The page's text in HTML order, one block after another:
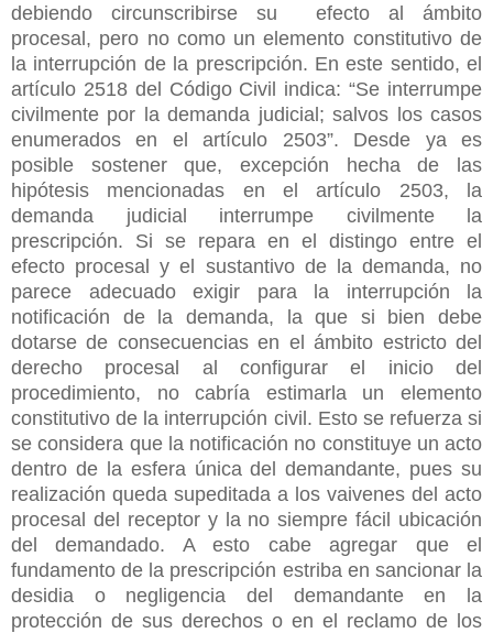
debiendo circunscribirse su efecto al ámbito
procesal, pero no como un elemento constitutivo de
la interrupción de la prescripción. En este sentido, el
artículo 2518 del Código Civil indica: “Se interrumpe
civilmente por la demanda judicial; salvos los casos
enumerados en el artículo 2503”. Desde ya es
posible sostener que, excepción hecha de las
hipótesis mencionadas en el artículo 2503, la
demanda judicial interrumpe civilmente la
prescripción. Si se repara en el distingo entre el
efecto procesal y el sustantivo de la demanda, no
parece adecuado exigir para la interrupción la
notificación de la demanda, la que si bien debe
dotarse de consecuencias en el ámbito estricto del
derecho procesal al configurar el inicio del
procedimiento, no cabría estimarla un elemento
constitutivo de la interrupción civil. Esto se refuerza si
se considera que la notificación no constituye un acto
dentro de la esfera única del demandante, pues su
realización queda supeditada a los vaivenes del acto
procesal del receptor y la no siempre fácil ubicación
del demandado. A esto cabe agregar que el
fundamento de la prescripción estriba en sancionar la
desidia o negligencia del demandante en la
protección de sus derechos o en el reclamo de los